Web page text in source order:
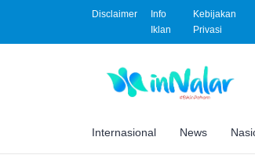
Disclaimer
Info
Iklan
Kebijakan
Privasi
Internasional News